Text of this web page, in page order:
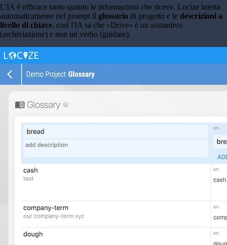
L'IA è efficace tanto quanto le informazioni che riceve. Locize inietta
automaticamente nel prompt il glossario di progetto e le descrizioni a
livello di chiave, così l'IA sa che «Drive» è un sostantivo
(archiviazione) e non un verbo (guidare).